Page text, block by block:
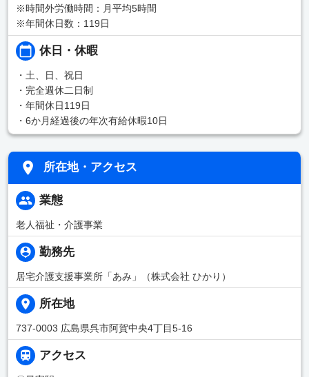
※時間外労働時間：月平均5時間
※年間休日数：119日
休日・休暇
・土、日、祝日
・完全週休二日制
・年間休日119日
・6か月経過後の年次有給休暇10日
所在地・アクセス
業態
老人福祉・介護事業
勤務先
居宅介護支援事業所「あみ」（株式会社 ひかり）
所在地
737-0003 広島県呉市阿賀中央4丁目5-16
アクセス